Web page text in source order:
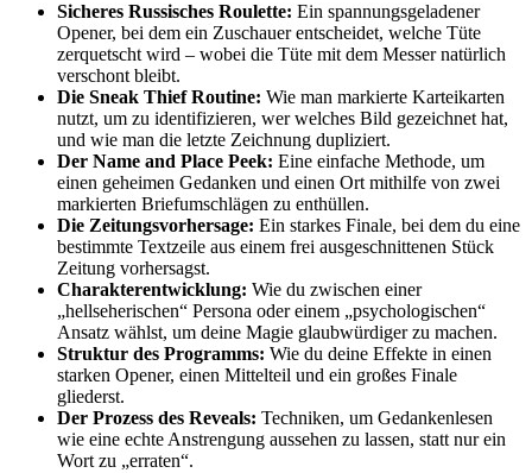
Sicheres Russisches Roulette: Ein spannungsgeladener
Opener, bei dem ein Zuschauer entscheidet, welche Tüte
zerquetscht wird – wobei die Tüte mit dem Messer natürlich
verschont bleibt.
Die Sneak Thief Routine: Wie man markierte Karteikarten
nutzt, um zu identifizieren, wer welches Bild gezeichnet hat,
und wie man die letzte Zeichnung dupliziert.
Der Name and Place Peek: Eine einfache Methode, um
einen geheimen Gedanken und einen Ort mithilfe von zwei
markierten Briefumschlägen zu enthüllen.
Die Zeitungsvorhersage: Ein starkes Finale, bei dem du eine
bestimmte Textzeile aus einem frei ausgeschnittenen Stück
Zeitung vorhersagst.
Charakterentwicklung: Wie du zwischen einer
„hellseherischen“ Persona oder einem „psychologischen“
Ansatz wählst, um deine Magie glaubwürdiger zu machen.
Struktur des Programms: Wie du deine Effekte in einen
starken Opener, einen Mittelteil und ein großes Finale
gliederst.
Der Prozess des Reveals: Techniken, um Gedankenlesen
wie eine echte Anstrengung aussehen zu lassen, statt nur ein
Wort zu „erraten“.